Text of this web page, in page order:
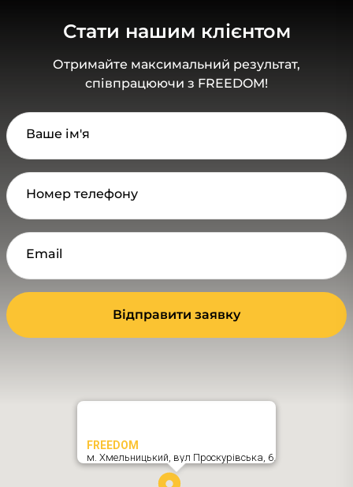
Стати нашим клієнтом
Отримайте максимальний результат,
співпрацюючи з FREEDOM!
Ваше ім'я
Номер телефону
Email
Відправити заявку
FREEDOM
м. Хмельницький, вул Проскурівська, 6,